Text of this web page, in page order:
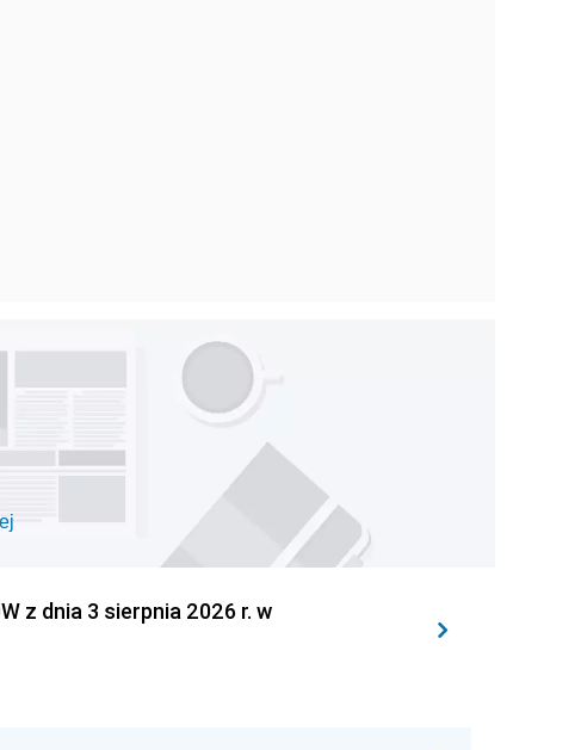
z dnia 3 sierpnia 2026 r. w